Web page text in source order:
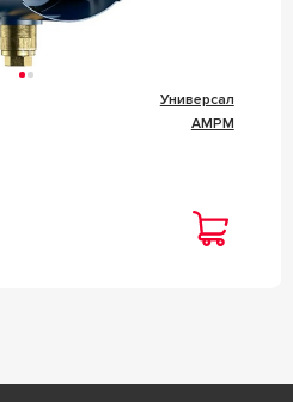
Универсал
AMPM